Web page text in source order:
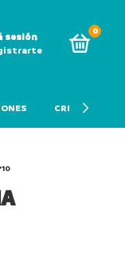
sesión
0
CREDITO